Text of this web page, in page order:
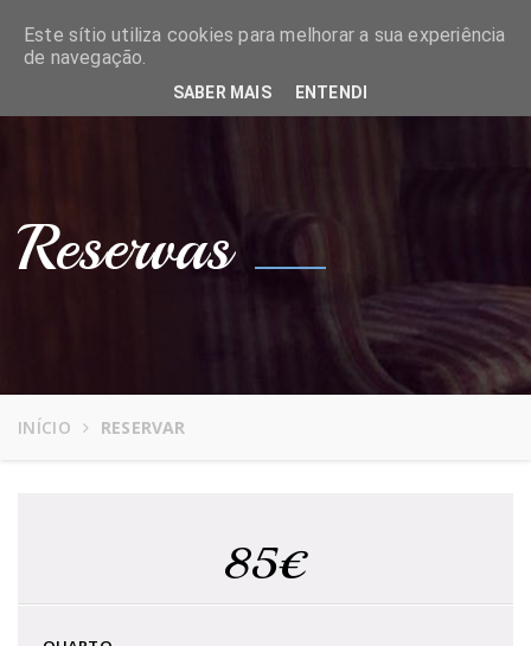
Reservas
INÍCIO RESERVAR
85€
Este sítio utiliza cookies para melhorar a sua experiência
de navegação.
SABER MAIS ENTENDI